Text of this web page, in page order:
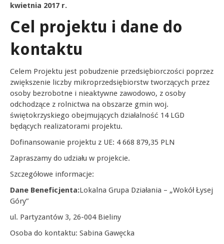
kwietnia 2017 r.
Cel projektu i dane do
kontaktu
Celem Projektu jest pobudzenie przedsiębiorczości poprzez
zwiększenie liczby mikroprzedsiębiorstw tworzących przez
osoby bezrobotne i nieaktywne zawodowo, z osoby
odchodzące z rolnictwa na obszarze gmin woj.
świętokrzyskiego obejmujących działalność 14 LGD
będących realizatorami projektu.
Dofinansowanie projektu z UE: 4 668 879,35 PLN
Zapraszamy do udziału w projekcie.
Szczegółowe informacje:
Dane Beneficjenta:Lokalna Grupa Działania – „Wokół Łysej
Góry”
ul. Partyzantów 3, 26-004 Bieliny
Osoba do kontaktu: Sabina Gawęcka